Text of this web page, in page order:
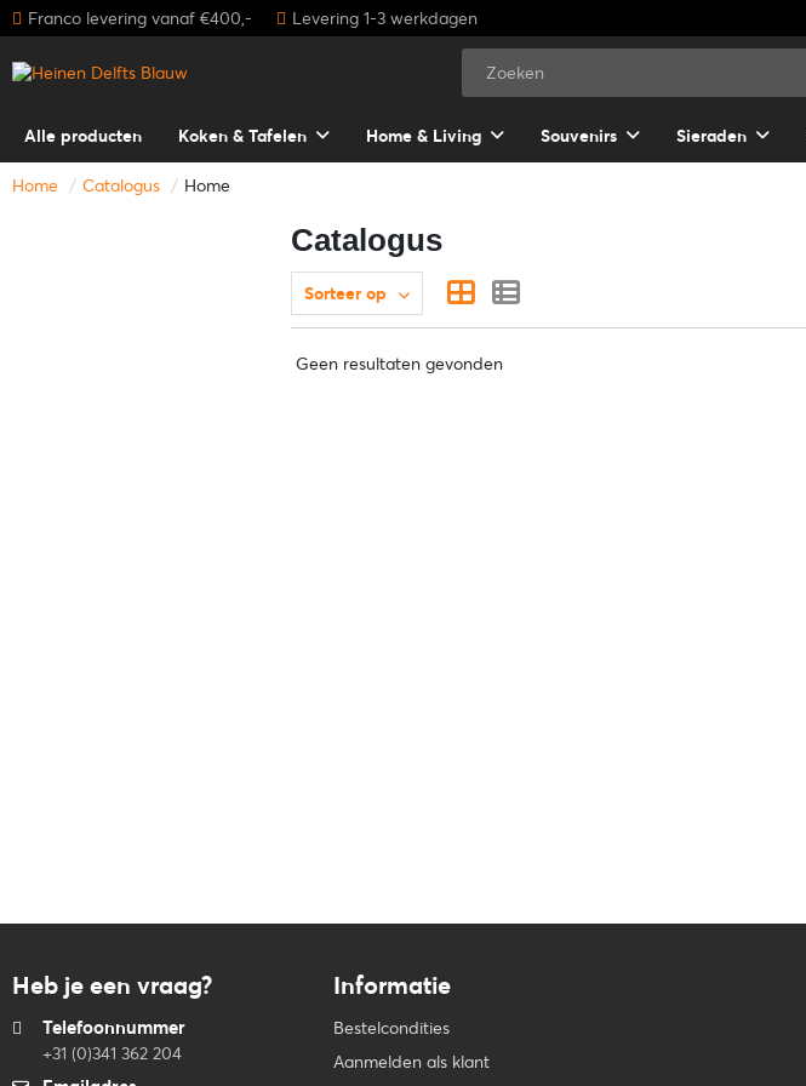
Franco levering vanaf €400,- Levering 1-3 werkdagen
Alle producten Koken & Tafelen Home & Living Souvenirs Sieraden
Home Catalogus Home
Catalogus
Sorteer op
Geen resultaten gevonden
Heb je een vraag?
Telefoonnummer
+31 (0)341 362 204
Informatie
Bestelcondities
Aanmelden als klant